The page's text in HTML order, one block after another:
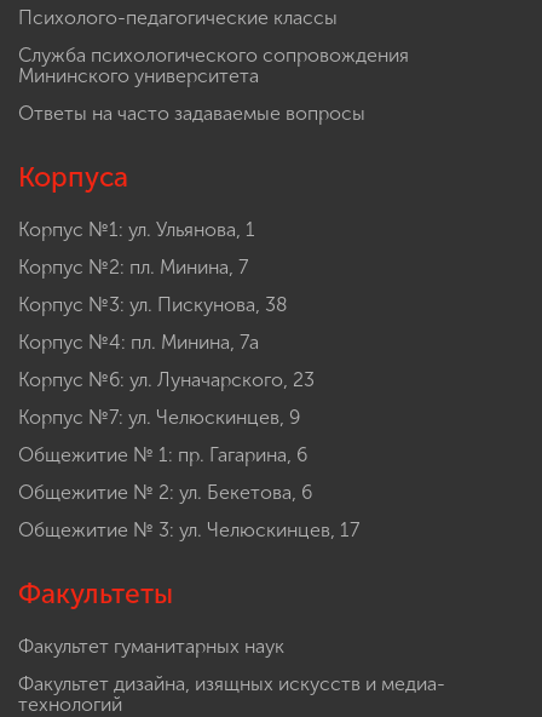
Психолого-педагогические классы
Служба психологического сопровождения
Мининского университета
Ответы на часто задаваемые вопросы
Корпуса
Корпус №1: ул. Ульянова, 1
Корпус №2: пл. Минина, 7
Корпус №3: ул. Пискунова, 38
Корпус №4: пл. Минина, 7а
Корпус №6: ул. Луначарского, 23
Корпус №7: ул. Челюскинцев, 9
Общежитие № 1: пр. Гагарина, 6
Общежитие № 2: ул. Бекетова, 6
Общежитие № 3: ул. Челюскинцев, 17
Факультеты
Факультет гуманитарных наук
Факультет дизайна, изящных искусств и медиа-
технологий